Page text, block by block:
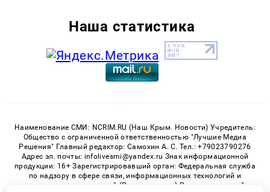
Наша статистика
Наименование СМИ: NCRIM.RU (Наш Крым. Новости) Учредитель:
Общество с ограниченной ответственностью "Лучшие Медиа
Решения" Главный редактор: Самохин А. С. Тел.: +79023790276
Адрес эл. почты: infolivesmi@yandex.ru Знак информационной
продукции: 16+ Зарегистрировавший орган: Федеральная служба
по надзору в сфере связи, информационных технологий и
массовых коммуникаций (Роскомнадзор) Регистрационный